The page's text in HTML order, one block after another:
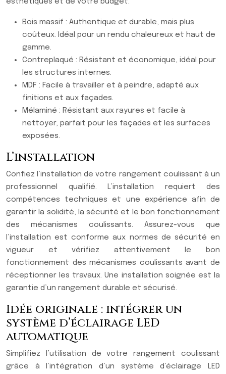
Bois massif : Authentique et durable, mais plus
coûteux. Idéal pour un rendu chaleureux et haut de
gamme.
Contreplaqué : Résistant et économique, idéal pour
les structures internes.
MDF : Facile à travailler et à peindre, adapté aux
finitions et aux façades.
Mélaminé : Résistant aux rayures et facile à
nettoyer, parfait pour les façades et les surfaces
exposées.
L’installation
Confiez l’installation de votre rangement coulissant à un
professionnel qualifié. L’installation requiert des
compétences techniques et une expérience afin de
garantir la solidité, la sécurité et le bon fonctionnement
des mécanismes coulissants. Assurez-vous que
l’installation est conforme aux normes de sécurité en
vigueur et vérifiez attentivement le bon
fonctionnement des mécanismes coulissants avant de
réceptionner les travaux. Une installation soignée est la
garantie d’un rangement durable et sécurisé.
Idée originale : intégrer un
système d’éclairage LED
automatique
Simplifiez l’utilisation de votre rangement coulissant
grâce à l’intégration d’un système d’éclairage LED